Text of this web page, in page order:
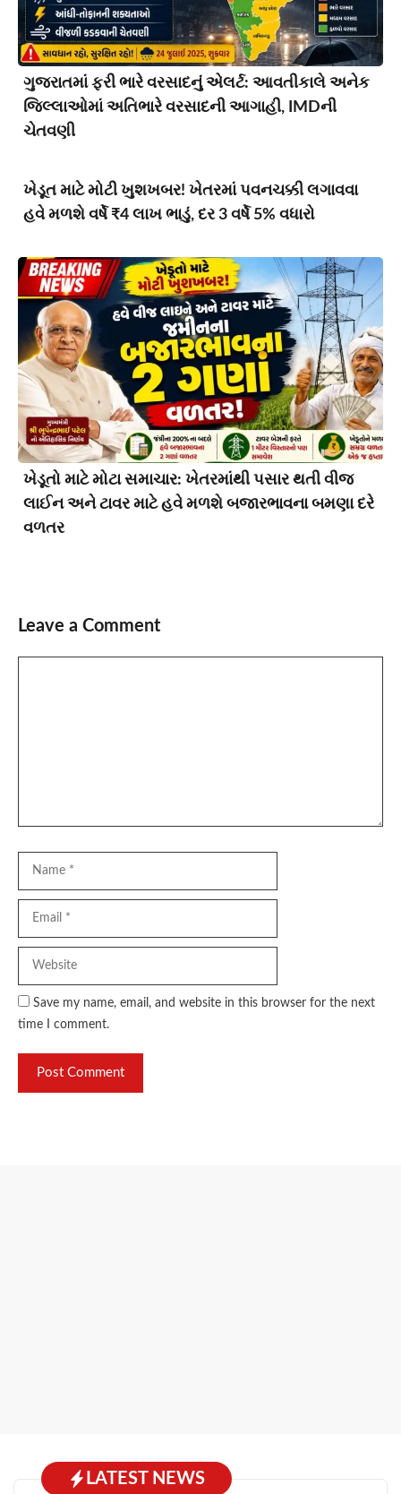
ગુજરાતમાં ફરી ભારે વરસાદનું એલર્ટ: આવતીકાલે અનેક
જિલ્લાઓમાં અતિભારે વરસાદની આગાહી, IMDની
ચેતવણી
ખેડૂત માટે મોટી ખુશખબર! ખેતરમાં પવનચક્કી લગાવવા
હવે મળશે વર્ષે ₹4 લાખ ભાડું, દર 3 વર્ષે 5% વધારો
ખેડૂતો માટે મોટા સમાચાર: ખેતરમાંથી પસાર થતી વીજ
લાઈન અને ટાવર માટે હવે મળશે બજારભાવના બમણા દરે
વળતર
Leave a Comment
Save my name, email, and website in this browser for the next
time I comment.
LATEST NEWS